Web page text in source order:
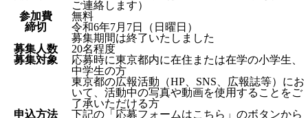
ご連絡します）
参加費
無料
締切
令和6年7月7日（日曜日）
募集期間は終了いたしました
募集人数
20名程度
募集対象
応募時に東京都内に在住または在学の小学生、
中学生の方
東京都の広報活動（HP、SNS、広報誌等）にお
いて、活動中の写真や動画を使用することをご
了承いただける方
申込方法
下記の「応募フォームはこちら」のボタンから